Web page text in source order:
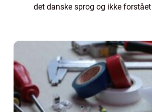
det danske sprog og ikke